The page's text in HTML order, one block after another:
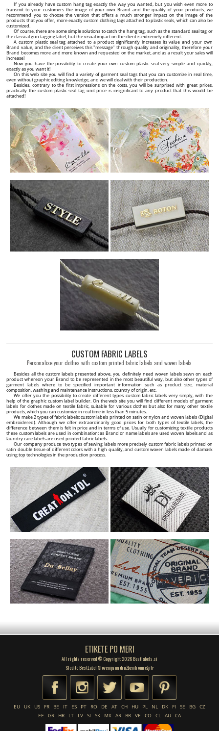
If you already have custom hang tag exactly the way you wanted, but you wish even more to
transmit to your customers the image of your own Brand and the quality of your products, we
recommend you to choose the version that offers a much stronger impact on the image of the
products that you offer, more exactly custom clothing tags attached to plastic seals, which can also be
customized.
Of course, there are some simple solutions to catch the hang tag, such as the standard seal tag or
the classical gun tagging label, but the visual impact on the client is extremely different.
A custom plastic seal tag attached to a product significantly increases its value and your own
Brand value, and the client perceives this "message" through quality and originality, therefore your
Brand becomes more and more known and requested on the market, and as a result your sales will
increase!
Now you have the possibility to create your own custom plastic seal very simple and quickly,
exactly as you want it!
On this web site you will find a variety of garment seal tags that you can customize in real time,
even without graphic editing knowledge, and we will deal with their production.
Besides, contrary to the first impressions on the costs, you will be surprised with great prices,
practically the custom plastic seal tag unit price is insignificant to any product that this would be
attached!
CUSTOM FABRIC LABELS
Personalise your clothes with custom printed fabric labels and woven labels
Besides all the custom labels presented above, you definitely need woven labels sewn on each
product whereon your Brand to be represented in the most beautiful way, but also other types of
garment labels where to be specified important information such as product size, material
composition, washing and maintenance instructions, country of origin, etc.
We offer you the possibility to create different types custom fabric labels very simply, with the
help of the graphic custom label builder. On the web site you will find different models of garment
labels for clothes made on textile fabric, suitable for various clothes but also for many other textile
products, which you can customize in real time in less than 5 minutes.
We make 2 types of fabric labels: custom labels printed on satin or nylon and woven labels (Digital
embroidered). Although we offer extraordinarily good prices for both types of textile labels, the
difference between them is felt in price and in terms of use. Usually for customizing textile products
these custom labels are used in combination: as Brand or name labels are used woven labels and as
laundry care labels are used printed fabric labels.
Our company produce two types of sewing labels more precisely custom fabric labels printed on
satin double tissue of different colors with a high quality, and custom woven labels made of damask
using top technologies in the production process.
ETIKETE PO MERI
All rights reserved © Copyright 2026 Bestlabels.si
Sledite BestLabel Slovenija na družbenih omrežjih:
EU UK US FR BE IT ES PT RO DE AT CH HU PL NL DK FI SE BG CZ
EE
GR HR LT LV SI SK MX AR BR VE CO CL AU CA